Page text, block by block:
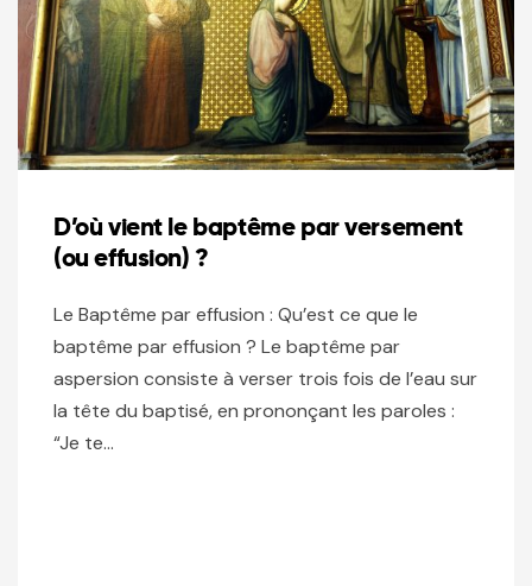
D’où vient le baptême par versement
(ou effusion) ?
Le Baptême par effusion : Qu’est ce que le
baptême par effusion ? Le baptême par
aspersion consiste à verser trois fois de l’eau sur
la tête du baptisé, en prononçant les paroles :
“Je te…